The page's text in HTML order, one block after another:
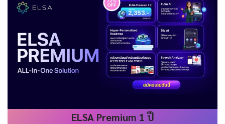
ELSA Premium 1 ปี